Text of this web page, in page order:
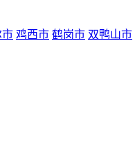
市 鸡西市 鹤岗市 双鸭山市